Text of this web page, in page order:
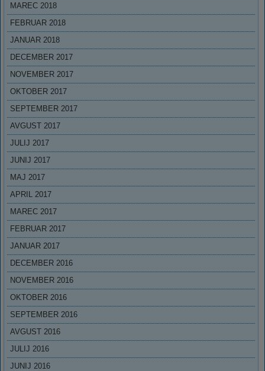
MAREC 2018
FEBRUAR 2018
JANUAR 2018
DECEMBER 2017
NOVEMBER 2017
OKTOBER 2017
SEPTEMBER 2017
AVGUST 2017
JULIJ 2017
JUNIJ 2017
MAJ 2017
APRIL 2017
MAREC 2017
FEBRUAR 2017
JANUAR 2017
DECEMBER 2016
NOVEMBER 2016
OKTOBER 2016
SEPTEMBER 2016
AVGUST 2016
JULIJ 2016
JUNIJ 2016